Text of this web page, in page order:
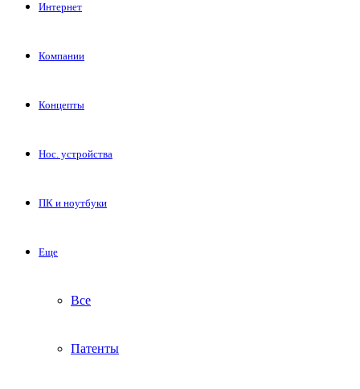
Интернет
Компании
Концепты
Нос. устройства
ПК и ноутбуки
Еще
Все
Патенты